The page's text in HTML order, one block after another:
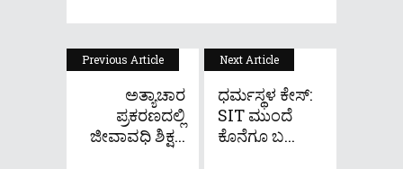
Previous Article
ಅತ್ಯಾಚಾರ
ಪ್ರಕರಣದಲ್ಲಿ
ಜೀವಾವಧಿ ಶಿಕ್ಷ...
Next Article
ಧರ್ಮಸ್ಥಳ ಕೇಸ್​:
SIT ಮುಂದೆ
ಕೊನೆಗೂ ಬ...